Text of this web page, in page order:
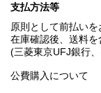
支払方法等
原則として前払いを
在庫確認後、送料を
(三菱東京UFJ銀行
公費購入について